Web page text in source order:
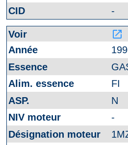
-
launch
FI
N
-